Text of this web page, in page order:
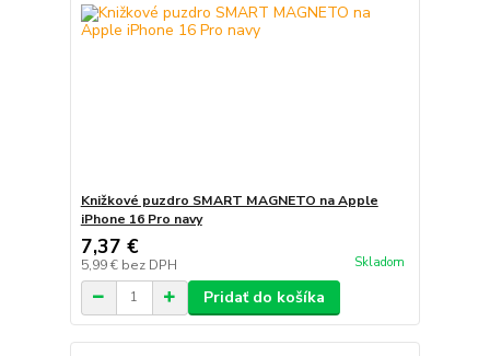
Knižkové puzdro SMART MAGNETO na Apple
iPhone 16 Pro navy
7,37 €
5,99 € bez DPH Skladom
Pridať do košíka